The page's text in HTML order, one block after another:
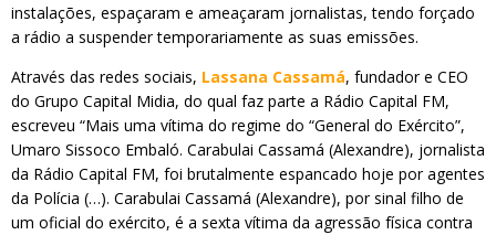
instalações, espaçaram e ameaçaram jornalistas, tendo forçado
a rádio a suspender temporariamente as suas emissões.
Através das redes sociais, Lassana Cassamá, fundador e CEO
do Grupo Capital Midia, do qual faz parte a Rádio Capital FM,
escreveu “Mais uma vítima do regime do “General do Exército”,
Umaro Sissoco Embaló. Carabulai Cassamá (Alexandre), jornalista
da Rádio Capital FM, foi brutalmente espancado hoje por agentes
da Polícia (…). Carabulai Cassamá (Alexandre), por sinal filho de
um oficial do exército, é a sexta vítima da agressão física contra